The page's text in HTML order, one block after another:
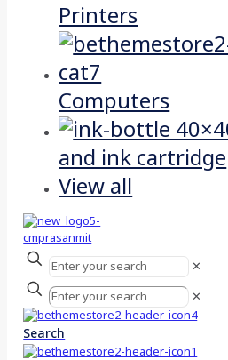
Printers
Computers
and ink cartridge
View all
✕
✕
Search